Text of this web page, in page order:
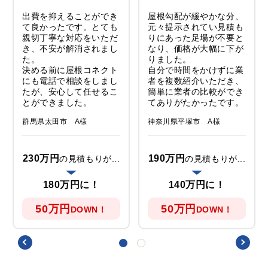
出費を抑えることができ
て良かったです。とても
親切丁寧な対応をいただ
き、不安が解消されまし
た。
決める前に屋根コネクト
にも電話で相談をしまし
たが、安心して任せるこ
とができました。
群馬県太田市 A様
230万円の見積もりが...
180万円に！
50万円 DOWN！
屋根勾配が緩やかな分、
元々提示されてい見積も
りにあった足場が不要と
なり、価格が大幅に下が
りました。
自分で時間をかけずに業
者を複数紹介いただき、
簡単に業者の比較ができ
てありがたかったです。
神奈川県平塚市 A様
190万円の見積もりが...
140万円に！
50万円 DOWN！